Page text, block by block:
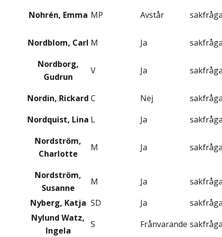
Nohrén, Emma MP Avstår
Nordblom, Carl M Ja
Nordborg,
Gudrun
V Ja
Nordin, Rickard C Nej
Nordquist, Lina L Ja
Nordström,
Charlotte
M Ja
Nordström,
Susanne
M Ja
Nyberg, Katja SD Ja
Nylund Watz,
Ingela
S Frånvarande